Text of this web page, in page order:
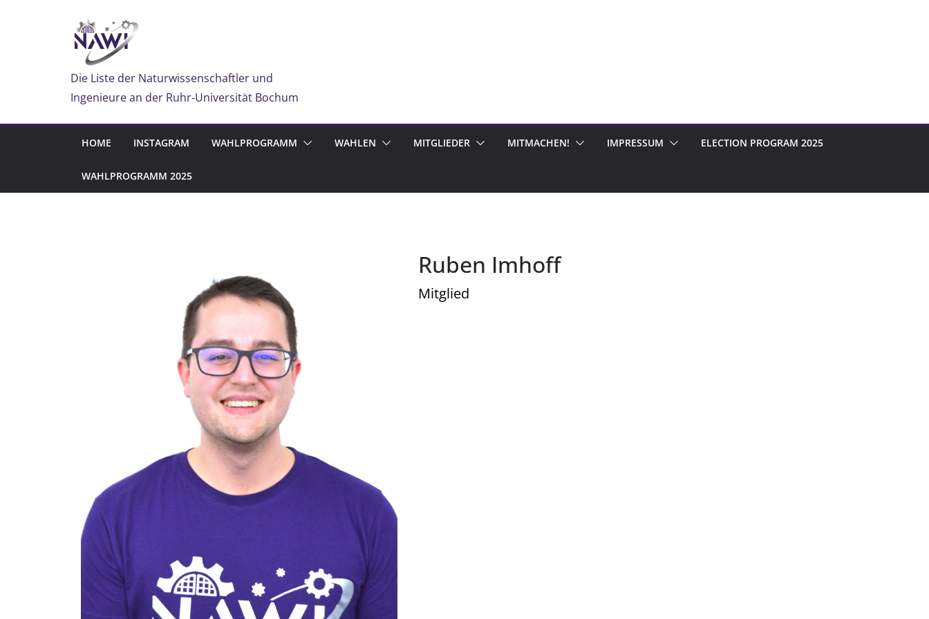
Die Liste der Naturwissenschaftler und
Ingenieure an der Ruhr-Universität Bochum
HOME INSTAGRAM WAHLPROGRAMM WAHLEN MITGLIEDER MITMACHEN! IMPRESSUM ELECTION PROGRAM 2025
WAHLPROGRAMM 2025
Ruben Imhoff
Mitglied